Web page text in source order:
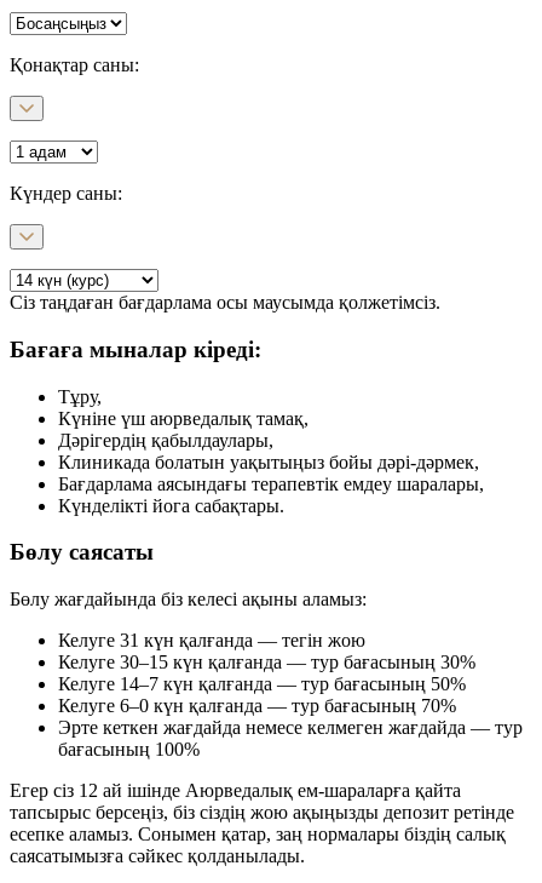
Қонақтар саны:
Күндер саны:
Сіз таңдаған бағдарлама осы маусымда қолжетімсіз.
Бағаға мыналар кіреді:
Тұру,
Күніне үш аюрведалық тамақ,
Дәрігердің қабылдаулары,
Клиникада болатын уақытыңыз бойы дәрі-дәрмек,
Бағдарлама аясындағы терапевтік емдеу шаралары,
Күнделікті йога сабақтары.
Бөлу саясаты
Бөлу жағдайында біз келесі ақыны аламыз:
Келуге 31 күн қалғанда — тегін жою
Келуге 30–15 күн қалғанда — тур бағасының 30%
Келуге 14–7 күн қалғанда — тур бағасының 50%
Келуге 6–0 күн қалғанда — тур бағасының 70%
Эрте кеткен жағдайда немесе келмеген жағдайда — тур
бағасының 100%
Егер сіз 12 ай ішінде Аюрведалық ем-шараларға қайта
тапсырыс берсеңіз, біз сіздің жою ақыңызды депозит ретінде
есепке аламыз. Сонымен қатар, заң нормалары біздің салық
саясатымызға сәйкес қолданылады.